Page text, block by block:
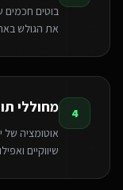
בוטים
את הגולש
4 מחוללי
אוטומציה של
שיווקיים